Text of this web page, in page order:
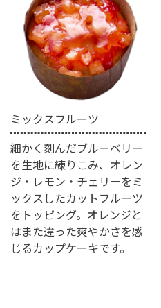
ミックスフルーツ
細かく刻んだブルーベリー
を生地に練りこみ、オレン
ジ・レモン・チェリーをミ
ックスしたカットフルーツ
をトッピング。オレンジと
はまた違った爽やかさを感
じるカップケーキです。